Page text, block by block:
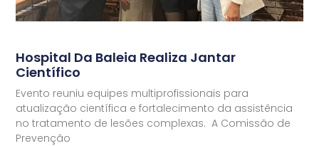
Hospital Da Baleia Realiza Jantar
Científico
Evento reuniu equipes multiprofissionais para
atualização científica e fortalecimento da assistência
no tratamento de lesões complexas. A Comissão de
Prevenção